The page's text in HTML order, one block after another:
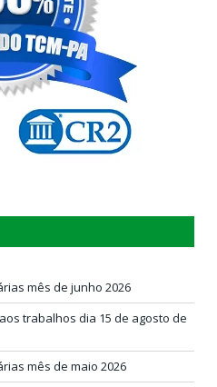
mês de junho 2026
trabalhos dia 15 de agosto de
mês de maio 2026